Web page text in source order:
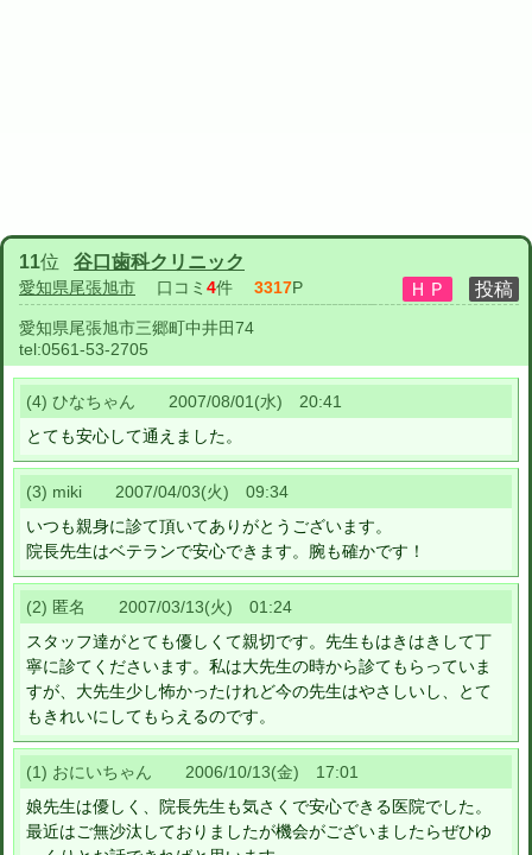
11位 谷口歯科クリニック
愛知県尾張旭市 口コミ 4件 3317P
愛知県尾張旭市三郷町中井田74
tel:0561-53-2705
(4) ひなちゃん 2007/08/01(水) 20:41
とても安心して通えました。
(3) miki 2007/04/03(火) 09:34
いつも親身に診て頂いてありがとうございます。
院長先生はベテランで安心できます。腕も確かです！
(2) 匿名 2007/03/13(火) 01:24
スタッフ達がとても優しくて親切です。先生もはきはきして丁
寧に診てくださいます。私は大先生の時から診てもらっていま
すが、大先生少し怖かったけれど今の先生はやさしいし、とて
もきれいにしてもらえるのです。
(1) おにいちゃん 2006/10/13(金) 17:01
娘先生は優しく、院長先生も気さくで安心できる医院でした。
最近はご無沙汰しておりましたが機会がございましたらぜひゆ